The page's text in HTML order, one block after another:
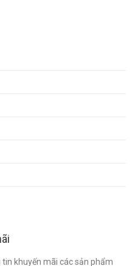
khuyến mãi các sản phẩm